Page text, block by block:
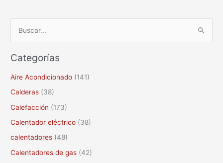
s
o
r
:
Categorías
Aire Acondicionado (141)
Calderas (38)
Calefacción (173)
Calentador eléctrico (38)
calentadores (48)
Calentadores de gas (42)